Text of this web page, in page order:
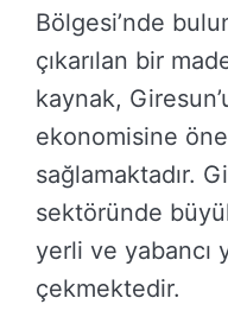
Bölgesi’nde
çıkarılan bir
kaynak,
ekonomisine
sağlamaktadır.
sektöründe
yerli ve yabancı
çekmektedir.